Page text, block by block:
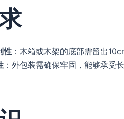
性 ：木箱或木架的底部需留出
：外包装需确保牢固，能够承受